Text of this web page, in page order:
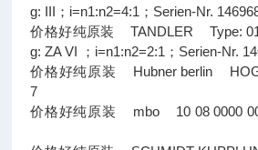
g: III；i=n1:n2=4:1；Serien-Nr.
价格好纯原装 TANDLER Type: 01
g: ZA VI ；i=n1:n2=2:1；
价格好纯原装 Hubner berlin
7
价格好纯原装 mbo 10 08 0000